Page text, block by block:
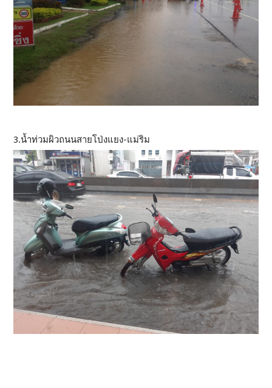
3.น้ำท่วมผิวถนนสายโป่งแยง-แม่ริม